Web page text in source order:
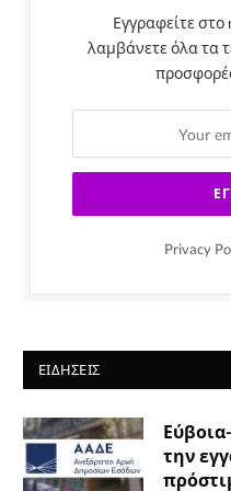
Εγγραφείτε
λαμβάνετε όλα τα
Privacy
ΕΙΔΉΣΕΙΣ
την